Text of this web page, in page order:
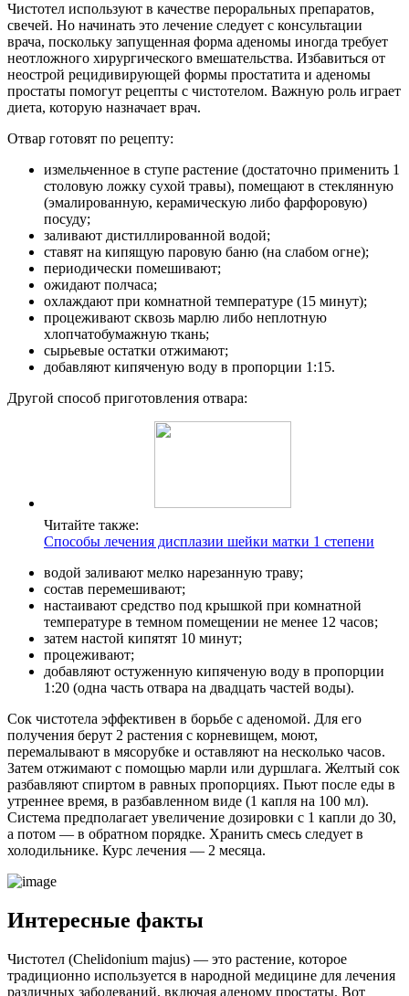
Чистотел используют в качестве пероральных препаратов,
свечей. Но начинать это лечение следует с консультации
врача, поскольку запущенная форма аденомы иногда требует
неотложного хирургического вмешательства. Избавиться от
неострой рецидивирующей формы простатита и аденомы
простаты помогут рецепты с чистотелом. Важную роль играет
диета, которую назначает врач.
Отвар готовят по рецепту:
измельченное в ступе растение (достаточно применить 1
столовую ложку сухой травы), помещают в стеклянную
(эмалированную, керамическую либо фарфоровую)
посуду;
заливают дистиллированной водой;
ставят на кипящую паровую баню (на слабом огне);
периодически помешивают;
ожидают полчаса;
охлаждают при комнатной температуре (15 минут);
процеживают сквозь марлю либо неплотную
хлопчатобумажную ткань;
сырьевые остатки отжимают;
добавляют кипяченую воду в пропорции 1:15.
Другой способ приготовления отвара:
Читайте также:
Способы лечения дисплазии шейки матки 1 степени
водой заливают мелко нарезанную траву;
состав перемешивают;
настаивают средство под крышкой при комнатной
температуре в темном помещении не менее 12 часов;
затем настой кипятят 10 минут;
процеживают;
добавляют остуженную кипяченую воду в пропорции
1:20 (одна часть отвара на двадцать частей воды).
Сок чистотела эффективен в борьбе с аденомой. Для его
получения берут 2 растения с корневищем, моют,
перемалывают в мясорубке и оставляют на несколько часов.
Затем отжимают с помощью марли или дуршлага. Желтый сок
разбавляют спиртом в равных пропорциях. Пьют после еды в
утреннее время, в разбавленном виде (1 капля на 100 мл).
Система предполагает увеличение дозировки с 1 капли до 30,
а потом — в обратном порядке. Хранить смесь следует в
холодильнике. Курс лечения — 2 месяца.
Интересные факты
Чистотел (Chelidonium majus) — это растение, которое
традиционно используется в народной медицине для лечения
различных заболеваний, включая аденому простаты. Вот